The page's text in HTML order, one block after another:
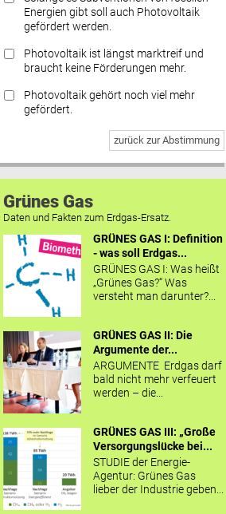
Datenschutz FAQs
Energien gibt soll auch Photovoltaik
gefördert werden.
Photovoltaik ist längst marktreif und
braucht keine Förderungen mehr.
Photovoltaik gehört noch viel mehr
gefördert.
zurück zur Abstimmung
Grünes Gas
Daten und Fakten zum Erdgas-Ersatz.
GRÜNES GAS I: Definition
- was soll Erdgas...
GRÜNES GAS I: Was heißt
„Grünes Gas?“ Was
versteht man darunter?...
GRÜNES GAS II: Die
Argumente der...
ARGUMENTE Erdgas darf
bald nicht mehr verfeuert
werden – die...
GRÜNES GAS III: „Große
Versorgungslücke bei...
STUDIE der Energie-
Agentur: Grünes Gas
lieber der Industrie geben...